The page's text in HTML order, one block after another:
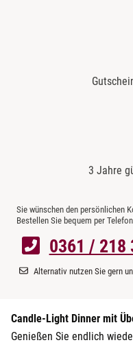
3 Jahre
Sie wünschen den persönlichen
Bestellen Sie bequem per
0361 / 218
Alternativ nutzen Sie gern
Candle-Light Dinner mit
Genießen Sie endlich